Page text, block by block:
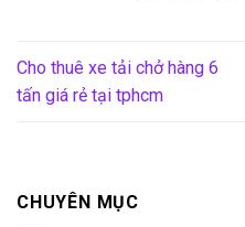
Cho thuê xe tải chở hàng 6
tấn giá rẻ tại tphcm
CHUYÊN MỤC